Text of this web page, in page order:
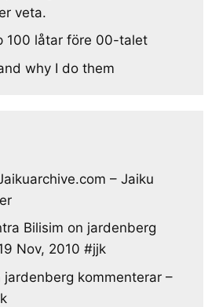
veta.
100 låtar före 00-talet
why I do them
– Jaiku
Bilisim on jardenberg
Nov, 2010 #jjk
jardenberg kommenterar –